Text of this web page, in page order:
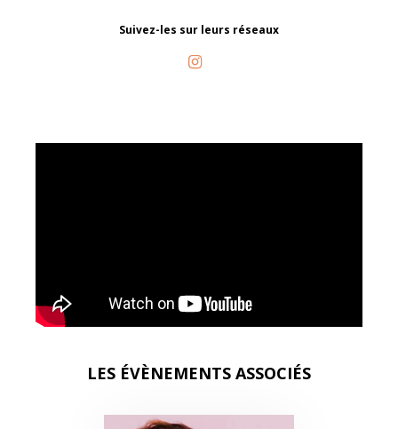
Suivez-les sur leurs réseaux
LES ÉVÈNEMENTS ASSOCIÉS